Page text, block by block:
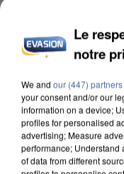
INCENDIES :
DE SOLIDARITÉ
Le
notre
We and our (447) partners
your consent and/or our
information on a device;
profiles for personalised
advertising; Measure
performance; Understand
of data from different